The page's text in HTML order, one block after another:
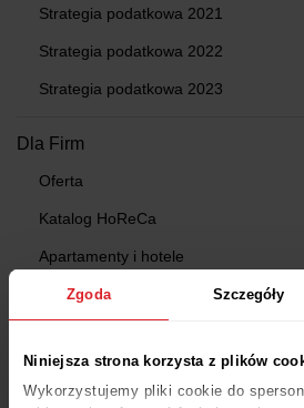
Zgoda Szczegóły
Niniejsza strona korzysta z plików
Wykorzystujemy pliki cookie do
Strategia podatkowa 2021
Strategia podatkowa 2022
Strategia podatkowa 2023
Dla Firm
Oferta
Katalog HoReCa
Apartamenty i hotele
Kawiarnie i restauracje
Kontakt dla Firm